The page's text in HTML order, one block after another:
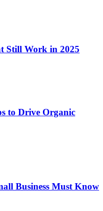
Still Work in 2025
to Drive Organic
Business Must Know